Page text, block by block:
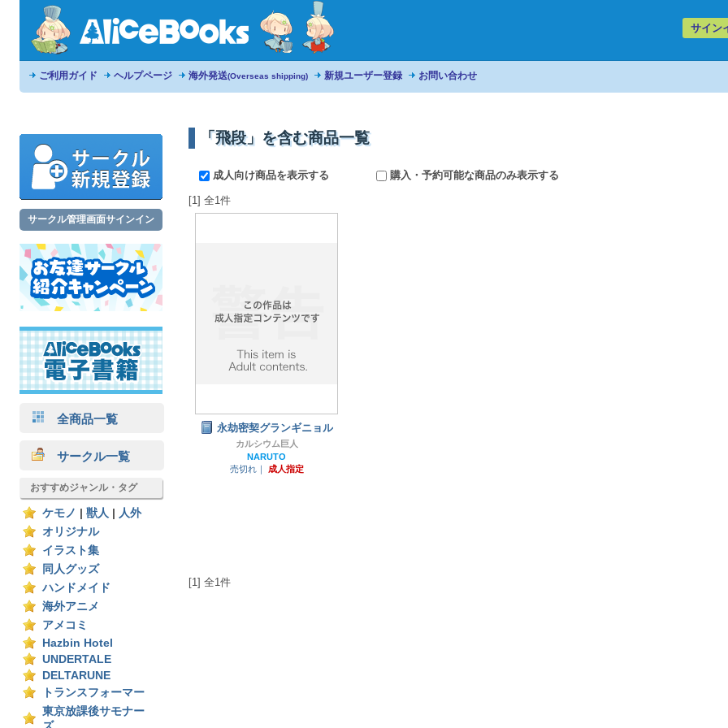
サイン
ご利用ガイド ヘルプページ 海外発送(Overseas shipping) 新規ユーザー登録 お問い合わせ
サークル管理画面サインイン
全商品一覧
サークル一覧
おすすめジャンル・タグ
ケモノ 獣人
人外
オリジナル
イラスト集
同人グッズ
ハンドメイド
海外アニメ
アメコミ
Hazbin Hotel
UNDERTALE
DELTARUNE
トランスフォーマー
東京放課後サモナー
「飛段」を含む商品一覧
成人向け商品を表示する 購入・予約可能な商品のみ表示する
[1] 全1件
永劫密契グランギニョル
カルシウム巨人
NARUTO
売切れ｜
成人指定
[1] 全1件